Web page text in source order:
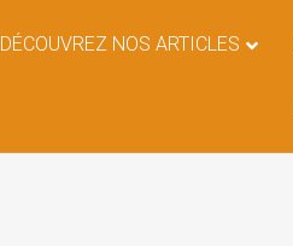
DÉCOUVREZ NOS ARTICLES